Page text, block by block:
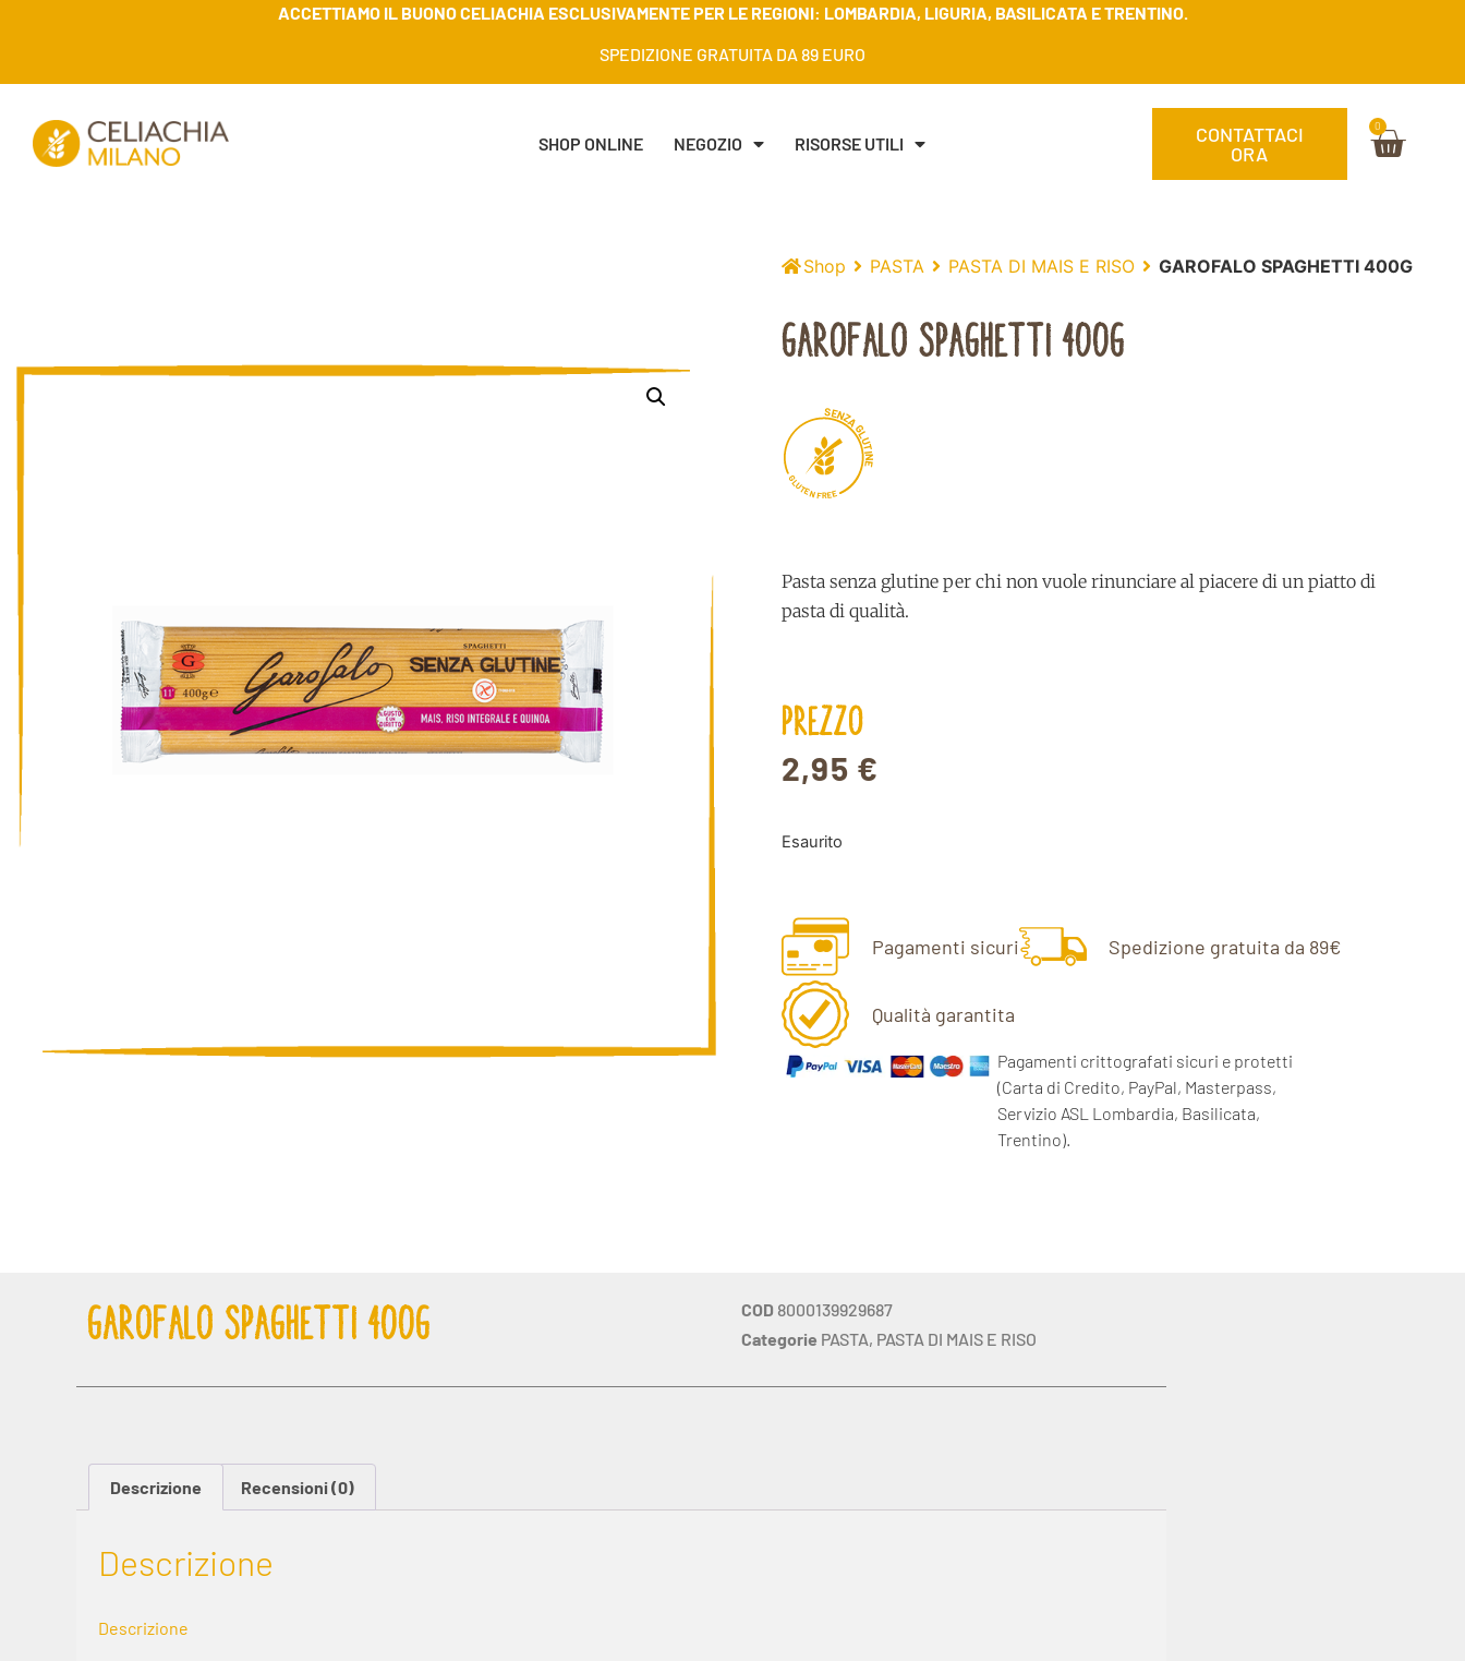
ACCETTIAMO IL BUONO CELIACHIA ESCLUSIVAMENTE PER LE REGIONI: LOMBARDIA, LIGURIA, BASILICATA E TRENTINO.
SPEDIZIONE GRATUITA DA 89 EURO
SHOP ONLINE NEGOZIO RISORSE UTILI
CONTATTACI
ORA
0
Shop PASTA PASTA DI MAIS E RISO GAROFALO SPAGHETTI 400G
GAROFALO SPAGHETTI 400G
SENZAG
LU
T
I
N
E
G
L
UTENFREE
Pasta senza glutine per chi non vuole rinunciare al piacere di un piatto di
pasta di qualità.
PREZZO
2,95 €
Esaurito
Pagamenti sicuri Spedizione gratuita da 89€
Qualità garantita
Pagamenti crittografati sicuri e protetti
(Carta di Credito, PayPal, Masterpass,
Servizio ASL Lombardia, Basilicata,
Trentino).
GAROFALO SPAGHETTI 400G COD 8000139929687
Categorie PASTA, PASTA DI MAIS E RISO
Descrizione Recensioni (0)
Descrizione
Descrizione